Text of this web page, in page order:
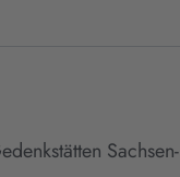
Sachsen-